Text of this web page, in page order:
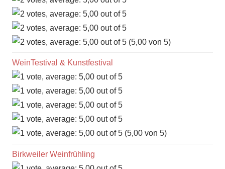
(5,00 von 5)
WeinTestival & Kunstfestival
(5,00 von 5)
Birkweiler Weinfrühling